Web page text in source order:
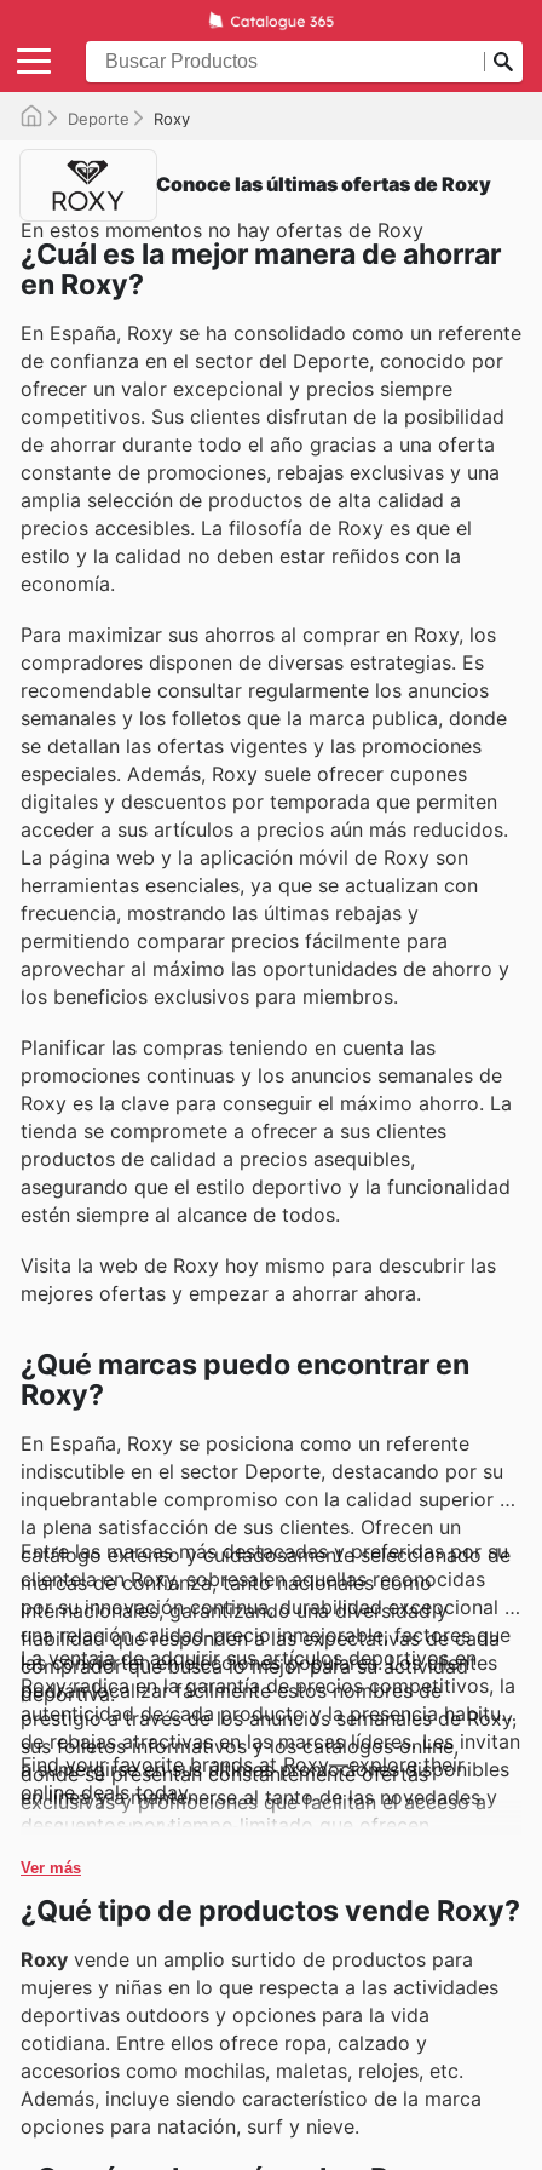
Deporte Roxy
Conoce las últimas ofertas de Roxy
En estos momentos no hay ofertas de Roxy
¿Cuál es la mejor manera de ahorrar
en Roxy?
En España, Roxy se ha consolidado como un referente
de confianza en el sector del Deporte, conocido por
ofrecer un valor excepcional y precios siempre
competitivos. Sus clientes disfrutan de la posibilidad
de ahorrar durante todo el año gracias a una oferta
constante de promociones, rebajas exclusivas y una
amplia selección de productos de alta calidad a
precios accesibles. La filosofía de Roxy es que el
estilo y la calidad no deben estar reñidos con la
economía.
Para maximizar sus ahorros al comprar en Roxy, los
compradores disponen de diversas estrategias. Es
recomendable consultar regularmente los anuncios
semanales y los folletos que la marca publica, donde
se detallan las ofertas vigentes y las promociones
especiales. Además, Roxy suele ofrecer cupones
digitales y descuentos por temporada que permiten
acceder a sus artículos a precios aún más reducidos.
La página web y la aplicación móvil de Roxy son
herramientas esenciales, ya que se actualizan con
frecuencia, mostrando las últimas rebajas y
permitiendo comparar precios fácilmente para
aprovechar al máximo las oportunidades de ahorro y
los beneficios exclusivos para miembros.
Planificar las compras teniendo en cuenta las
promociones continuas y los anuncios semanales de
Roxy es la clave para conseguir el máximo ahorro. La
tienda se compromete a ofrecer a sus clientes
productos de calidad a precios asequibles,
asegurando que el estilo deportivo y la funcionalidad
estén siempre al alcance de todos.
Visita la web de Roxy hoy mismo para descubrir las
mejores ofertas y empezar a ahorrar ahora.
¿Qué marcas puedo encontrar en
Roxy?
En España, Roxy se posiciona como un referente
indiscutible en el sector Deporte, destacando por su
inquebrantable compromiso con la calidad superior y
la plena satisfacción de sus clientes. Ofrecen un
catálogo extenso y cuidadosamente seleccionado de
marcas de confianza, tanto nacionales como
internacionales, garantizando una diversidad y
fiabilidad que responden a las expectativas de cada
comprador que busca lo mejor para su actividad
deportiva.
Entre las marcas más destacadas y preferidas por su
clientela en Roxy, sobresalen aquellas reconocidas
por su innovación continua, durabilidad excepcional y
una relación calidad-precio inmejorable, factores que
las convierten en elecciones populares. Los clientes
podrán localizar fácilmente estos nombres de
prestigio a través de los anuncios semanales de Roxy,
sus folletos informativos y los catálogos online,
donde se presentan constantemente ofertas
exclusivas y promociones que facilitan el acceso a
productos de alta gama.
La ventaja de adquirir sus artículos deportivos en
Roxy radica en la garantía de precios competitivos, la
autenticidad de cada producto y la presencia habitual
de rebajas atractivas en las marcas líderes. Les invitan
a sumergirse en sus últimas promociones disponibles
en línea y a mantenerse al tanto de las novedades y
descuentos por tiempo limitado que ofrecen.
Find your favorite brands at Roxy—explore their
online deals today.
Ver más
¿Qué tipo de productos vende Roxy?
Roxy vende un amplio surtido de productos para
mujeres y niñas en lo que respecta a las actividades
deportivas outdoors y opciones para la vida
cotidiana. Entre ellos ofrece ropa, calzado y
accesorios como mochilas, maletas, relojes, etc.
Además, incluye siendo característico de la marca
opciones para natación, surf y nieve.